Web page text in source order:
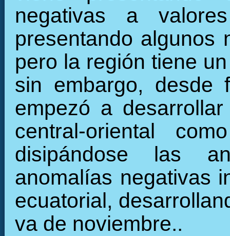
negativas a
presentando algunos
pero la región tiene
sin embargo,
empezó a
central-oriental
disipándose las
anomalías negativas
ecuatorial,
va de noviembre..